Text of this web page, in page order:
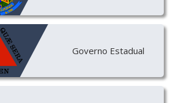
Governo Estadual